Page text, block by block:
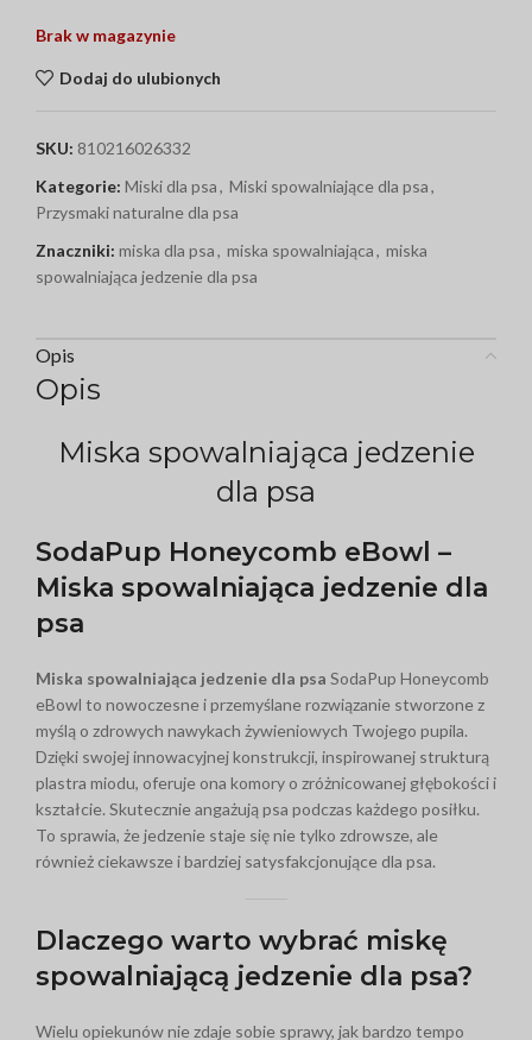
Brak w magazynie
Dodaj do ulubionych
SKU: 810216026332
Kategorie: Miski dla psa, Miski spowalniające dla psa,
Przysmaki naturalne dla psa
Znaczniki: miska dla psa, miska spowalniająca, miska
spowalniająca jedzenie dla psa
Opis
Opis
Miska spowalniająca jedzenie
dla psa
SodaPup Honeycomb eBowl –
Miska spowalniająca jedzenie dla
psa
Miska spowalniająca jedzenie dla psa SodaPup Honeycomb
eBowl to nowoczesne i przemyślane rozwiązanie stworzone z
myślą o zdrowych nawykach żywieniowych Twojego pupila.
Dzięki swojej innowacyjnej konstrukcji, inspirowanej strukturą
plastra miodu, oferuje ona komory o zróżnicowanej głębokości i
kształcie. Skutecznie angażują psa podczas każdego posiłku.
To sprawia, że jedzenie staje się nie tylko zdrowsze, ale
również ciekawsze i bardziej satysfakcjonujące dla psa.
Dlaczego warto wybrać miskę
spowalniającą jedzenie dla psa?
Wielu opiekunów nie zdaje sobie sprawy, jak bardzo tempo